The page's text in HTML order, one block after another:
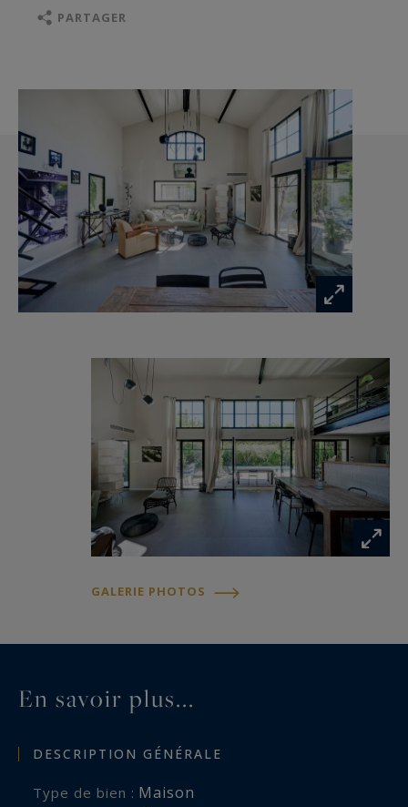
PARTAGER
GALERIE PHOTOS
En savoir plus...
DESCRIPTION GÉNÉRALE
Type de bien : Maison